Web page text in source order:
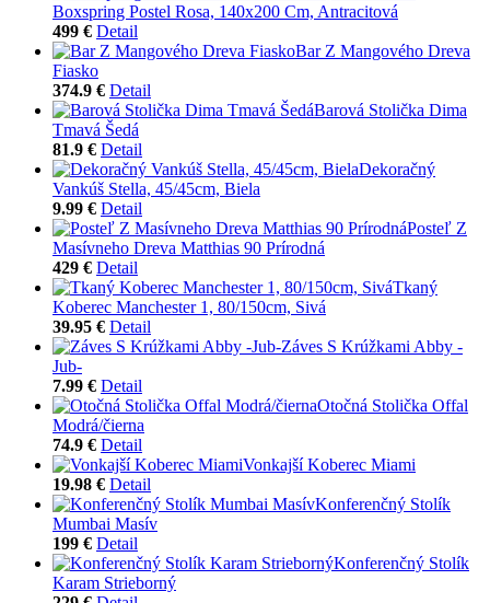
Boxspring Postel Rosa, 140x200 Cm, Antracitová
499 € Detail
Bar Z Mangového Dreva
Fiasko
374.9 € Detail
Barová Stolička Dima
Tmavá Šedá
81.9 € Detail
Dekoračný
Vankúš Stella, 45/45cm, Biela
9.99 € Detail
Posteľ Z
Masívneho Dreva Matthias 90 Prírodná
429 € Detail
Tkaný
Koberec Manchester 1, 80/150cm, Sivá
39.95 € Detail
Záves S Krúžkami Abby -
Jub-
7.99 € Detail
Otočná Stolička Offal
Modrá/čierna
74.9 € Detail
Vonkajší Koberec Miami
19.98 € Detail
Konferenčný Stolík
Mumbai Masív
199 € Detail
Konferenčný Stolík
Karam Strieborný